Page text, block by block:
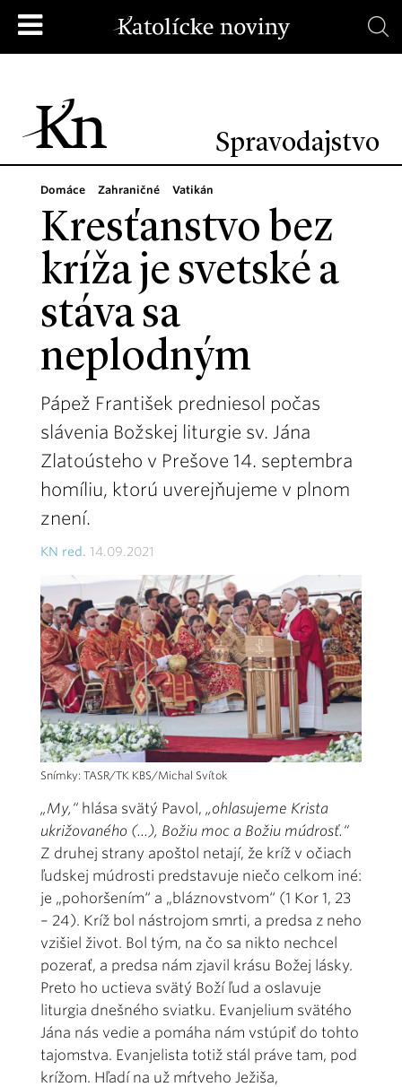
Spravodajstvo
Domáce Zahraničné Vatikán
Kresťanstvo bez
kríža je svetské a
stáva sa
neplodným
Pápež František predniesol počas
slávenia Božskej liturgie sv. Jána
Zlatoústeho v Prešove 14. septembra
homíliu, ktorú uverejňujeme v plnom
znení.
KN red. 14.09.2021
Snímky: TASR/TK KBS/Michal Svítok
„My,“ hlása svätý Pavol, „ohlasujeme Krista
ukrižovaného (...), Božiu moc a Božiu múdrosť.“
Z druhej strany apoštol netají, že kríž v očiach
ľudskej múdrosti predstavuje niečo celkom iné:
je „pohoršením“ a „bláznovstvom“ (1 Kor 1, 23
– 24). Kríž bol nástrojom smrti, a predsa z neho
vzišiel život. Bol tým, na čo sa nikto nechcel
pozerať, a predsa nám zjavil krásu Božej lásky.
Preto ho uctieva svätý Boží ľud a oslavuje
liturgia dnešného sviatku. Evanjelium svätého
Jána nás vedie a pomáha nám vstúpiť do tohto
tajomstva. Evanjelista totiž stál práve tam, pod
krížom. Hľadí na už mŕtveho Ježiša,